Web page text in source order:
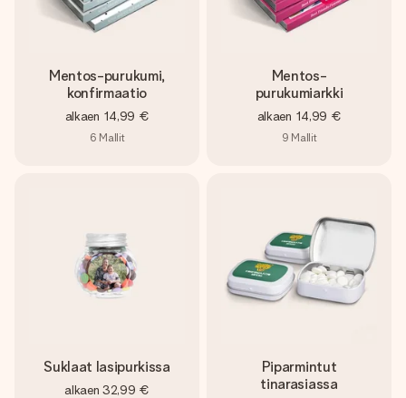
Mentos-purukumi,
konfirmaatio
alkaen 14,99 €
6 Mallit
Mentos-
purukumiarkki
alkaen 14,99 €
9 Mallit
Suklaat lasipurkissa
alkaen 32,99 €
Piparmintut
tinarasiassa